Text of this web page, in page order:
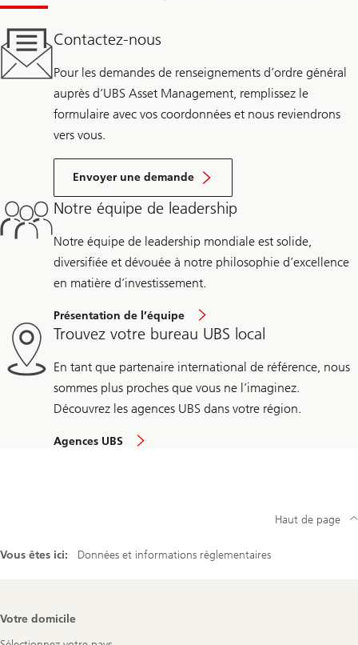
Contactez-nous
Pour les demandes de renseignements d’ordre général
auprès d’UBS Asset Management, remplissez le
formulaire avec vos coordonnées et nous reviendrons
vers vous.
Envoyer une demande
Notre équipe de leadership
Notre équipe de leadership mondiale est solide,
diversifiée et dévouée à notre philosophie d’excellence
en matière d’investissement.
Présentation de l’équipe
Trouvez votre bureau UBS local
En tant que partenaire international de référence, nous
sommes plus proches que vous ne l’imaginez.
Découvrez les agences UBS dans votre région.
Agences UBS
Vous êtes ici: Données et informations réglementaires
Haut de page
Footer
Votre domicile